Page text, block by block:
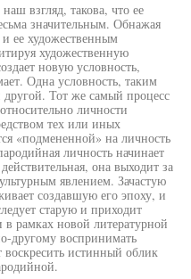
взгляд, такова, что ее
значительным. Обнажая
ее художественным
художественную
новую условность,
Одна условность, таким
другой. Тот же самый процесс
личности
тех или иных
«подмененной» на личность
личность начинает
она выходит за
явлением. Зачастую
создавшую его эпоху, и
старую и приходит
в рамках новой литературной
другому воспринимать
воскресить истинный облик